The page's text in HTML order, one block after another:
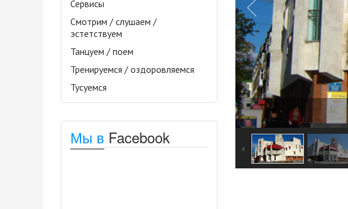
Сервисы
Смотрим / слушаем /
эстетствуем
Танцуем / поем
Тренируемся / оздоровляемся
Тусуемся
Мы в Facebook